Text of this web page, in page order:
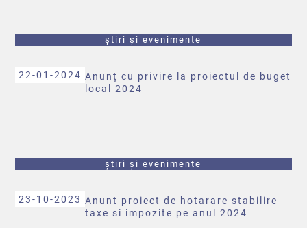
știri și evenimente
22-01-2024 Anunț cu privire la proiectul de buget
local 2024
știri și evenimente
23-10-2023 Anunt proiect de hotarare stabilire
taxe si impozite pe anul 2024